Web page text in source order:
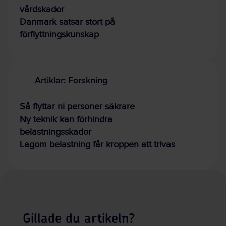
vårdskador
Danmark satsar stort på
förflyttningskunskap
Artiklar: Forskning
Så flyttar ni personer säkrare
Ny teknik kan förhindra
belastningsskador
Lagom belastning får kroppen att trivas
Gillade du artikeln?